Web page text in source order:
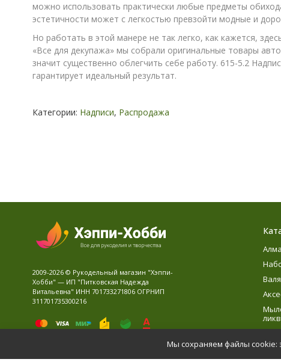
можно использовать практически любые предметы
эстетичности может с легкостью превзойти модные и
Но работать в этой манере не так легко, как кажется,
«Все для декупажа» мы собрали оригинальные товары
значит существенно облегчить себе работу. 615-5.2
гарантирует идеальный результат.
Категории: Надписи, Распродажа
2009-2026 © Рукодельный магазин "Хэппи-
Хобби" — ИП "Питковская Надежда
Витальевна" ИНН 701733271806 ОГРНИП
311701735300216
Карта сайта
Мы сохраняем файлы cookie: